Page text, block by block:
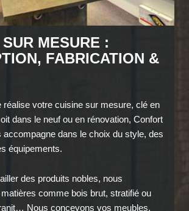
MESURE :
FABRICATION &
réalise votre cuisine sur mesure, clé en
dans le neuf ou en rénovation, Confort
accompagne dans le choix du style, des
équipements.
des produits nobles, nous
comme bois brut, stratifié ou
Nous concevons vos meubles,